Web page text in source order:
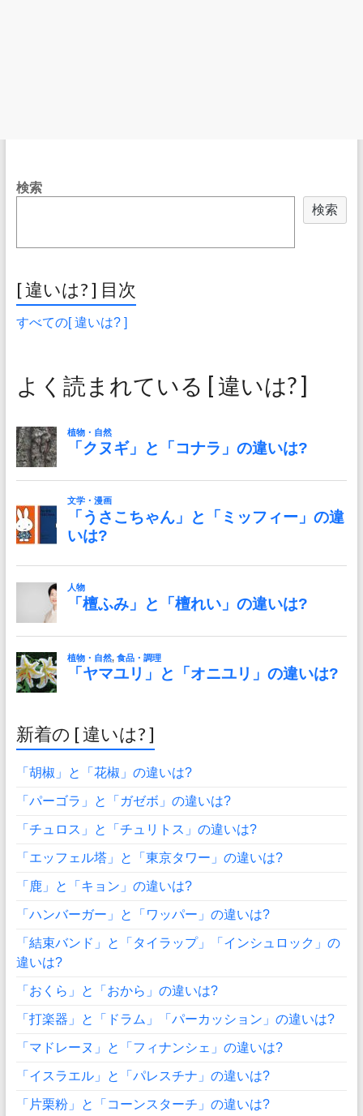
検索
検索
[ 違いは? ] 目次
すべての[ 違いは? ]
よく読まれている [ 違いは? ]
新着の [ 違いは? ]
「胡椒」と「花椒」の違いは?
「パーゴラ」と「ガゼボ」の違いは?
「チュロス」と「チュリトス」の違いは?
「エッフェル塔」と「東京タワー」の違いは?
「鹿」と「キョン」の違いは?
「ハンバーガー」と「ワッパー」の違いは?
「結束バンド」と「タイラップ」「インシュロック」の
違いは?
「おくら」と「おから」の違いは?
「打楽器」と「ドラム」「パーカッション」の違いは?
「マドレーヌ」と「フィナンシェ」の違いは?
「イスラエル」と「パレスチナ」の違いは?
「片栗粉」と「コーンスターチ」の違いは?